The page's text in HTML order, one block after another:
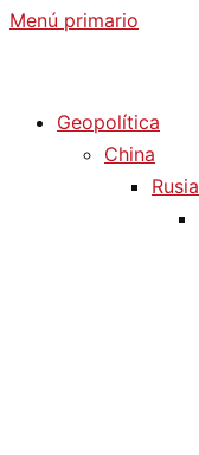
Menú primario
Geopolítica
China
Rusia